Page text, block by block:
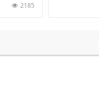
2185